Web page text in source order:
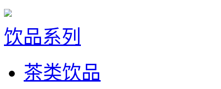
饮品系列
茶类饮品